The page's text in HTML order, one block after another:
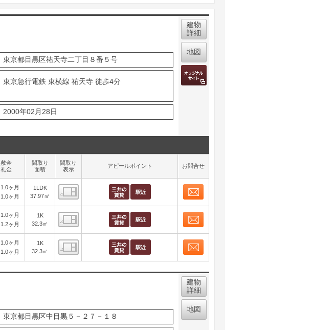
東京都目黒区祐天寺二丁目８番５号
東京急行電鉄 東横線 祐天寺 徒歩4分
2000年02月28日
建物
詳細
地図
敷金
礼金
間取り
面積
間取り
表示
アピールポイント お問合せ
1.0ヶ月
1.0ヶ月
1LDK
37.97㎡
間取り表示
1.0ヶ月
1.2ヶ月
1K
32.3㎡
間取り表示
1.0ヶ月
1.0ヶ月
1K
32.3㎡
間取り表示
東京都目黒区中目黒５－２７－１８
建物
詳細
地図